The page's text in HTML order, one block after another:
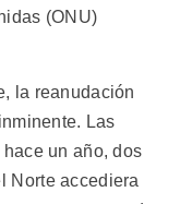
(ONU)
la reanudación
Las
un año, dos
Norte accediera